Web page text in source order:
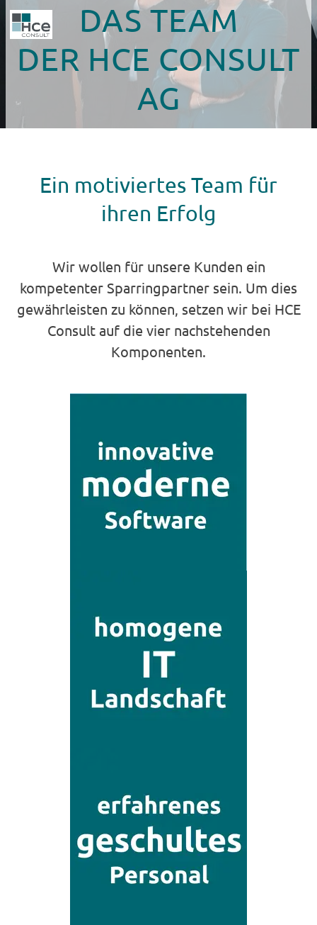
DAS TEAM
DER HCE CONSULT
AG
Ein motiviertes Team für
ihren Erfolg
Wir wollen für unsere Kunden ein
kompetenter Sparringpartner sein. Um dies
gewährleisten zu können, setzen wir bei HCE
Consult auf die vier nachstehenden
Komponenten.